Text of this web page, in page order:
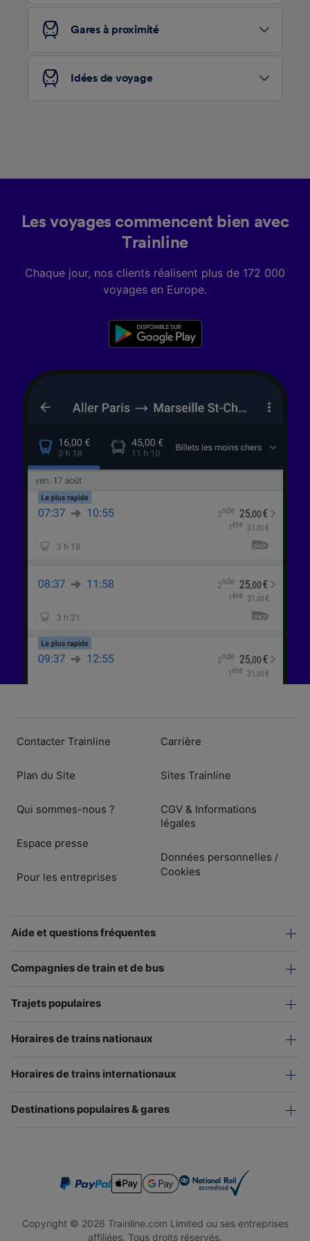
Gares à proximité
Idées de voyage
Les voyages commencent bien avec
Trainline
Chaque jour, nos clients réalisent plus de 172 000
voyages en Europe.
Contacter Trainline
Plan du Site
Qui sommes-nous ?
Espace presse
Pour les entreprises
Carrière
Sites Trainline
CGV & Informations
légales
Données personnelles /
Cookies
Aide et questions fréquentes
Compagnies de train et de bus
Trajets populaires
Horaires de trains nationaux
Horaires de trains internationaux
Destinations populaires & gares
Copyright © 2026 Trainline.com Limited ou ses entreprises
affiliées. Tous droits réservés.
Liste de nos partenaires (fournisseurs)